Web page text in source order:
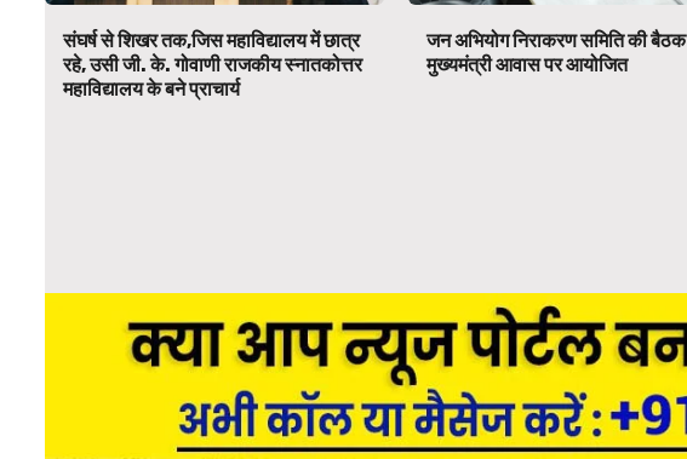
संघर्ष से शिखर तक,जिस महाविद्यालय में छात्र
रहे, उसी जी. के. गोवाणी राजकीय स्नातकोत्तर
महाविद्यालय के बने प्राचार्य
जन अभियोग निराकरण समिति की बैठक
मुख्यमंत्री आवास पर आयोजित